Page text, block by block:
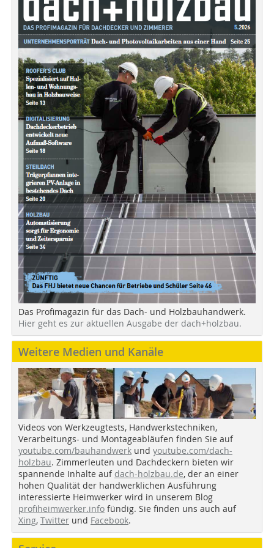
Das Profimagazin für das Dach- und Holzbauhandwerk.
Hier geht es zur aktuellen Ausgabe der dach+holzbau.
Weitere Medien und Kanäle
Videos von Werkzeugtests, Handwerkstechniken,
Verarbeitungs- und Montageabläufen finden Sie auf
youtube.com/bauhandwerk und youtube.com/dach-
holzbau. Zimmerleuten und Dachdeckern bieten wir
spannende Inhalte auf dach-holzbau.de, der an einer
hohen Qualität der handwerklichen Ausführung
interessierte Heimwerker wird in unserem Blog
profiheimwerker.info fündig. Sie finden uns auch auf
Xing, Twitter und Facebook.